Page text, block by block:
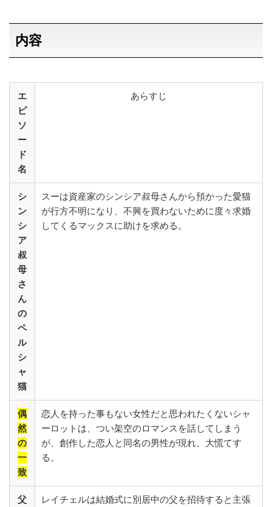
内容
エ
ピ
ソ
ー
ド
名
あらすじ
シ
ン
シ
ア
叔
母
さ
ん
の
ペ
ル
シ
ャ
猫
スーは資産家のシンシア叔母さんから預かった愛猫
が行方不明になり、不興を買わないために度々求婚
してくるマックスに助けを求める。
偶
然
の
一
致
恋人を持った事もない女性だと思われたくないシャ
ーロットは、つい架空のロマンスを話してしまう
が、創作した恋人と同名の男性が現れ、大慌てす
る。
父
レイチェルは結婚式に別居中の父を招待すると主張